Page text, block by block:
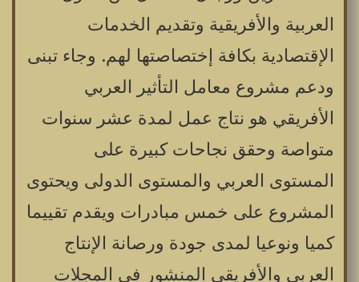
العربية والأفريقية وتقديم الخدمات
الإقتصادية بكافة إختصاصتها لهم. وجاء تبنى
ودعم مشروع معامل التأثير العربي
الأفريقي هو نتاج عمل لمدة عشر سنوات
متواصة وحقق نجاحات كبيرة على
المستوى العربي والمستوى الدولى ويحتوى
المشروع على خمس مبادرات ويقدم تقييما
كميا ونوعيا لمدى جودة ورصانة الإنتاج
العربي والأفريقي المنشور فى المجلات